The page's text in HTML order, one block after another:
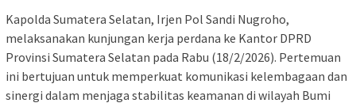
Kapolda Sumatera Selatan, Irjen Pol Sandi Nugroho,
melaksanakan kunjungan kerja perdana ke Kantor DPRD
Provinsi Sumatera Selatan pada Rabu (18/2/2026). Pertemuan
ini bertujuan untuk memperkuat komunikasi kelembagaan dan
sinergi dalam menjaga stabilitas keamanan di wilayah Bumi